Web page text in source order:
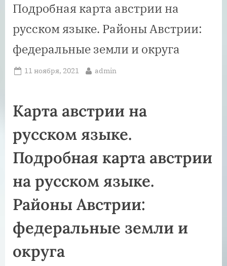
Подробная карта австрии на
русском языке. Районы Австрии:
федеральные земли и округа
Posted
11 ноября, 2021 By
admin
Карта австрии на
русском языке.
Подробная карта австрии
на русском языке.
Районы Австрии:
федеральные земли и
округа